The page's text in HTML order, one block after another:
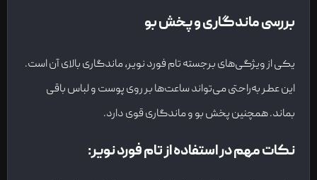
بررسی ماندگاری و پخش بو
یکی از ویژگی‌های برجسته تام فورد نویر، ماندگاری بالای آن است.
این عطر به‌راحتی می‌تواند ساعت‌ها بر روی پوست و لباس باقی
بماند. همچنین پخش بو و ماندگاری قوی دارد.
نکات مهم در استفاده از تام فورد نویر: